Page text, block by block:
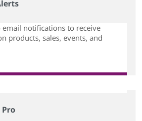
notifications to receive
products, sales, events, and
Pro